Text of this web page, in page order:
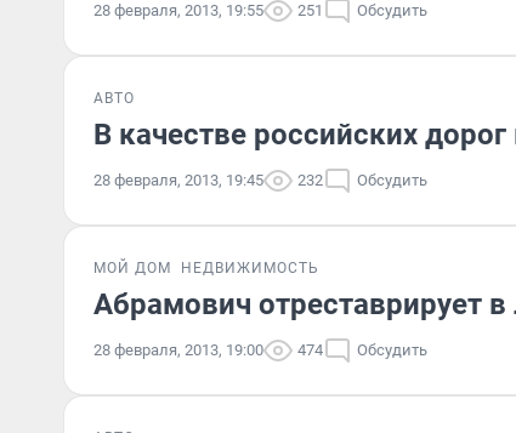
28 февраля, 2013, 19:55 251 Обсудить
АВТО
В качестве российских
28 февраля, 2013, 19:45 232 Обсудить
МОЙ ДОМ НЕДВИЖИМОСТЬ
Абрамович отреставрирует
28 февраля, 2013, 19:00 474 Обсудить